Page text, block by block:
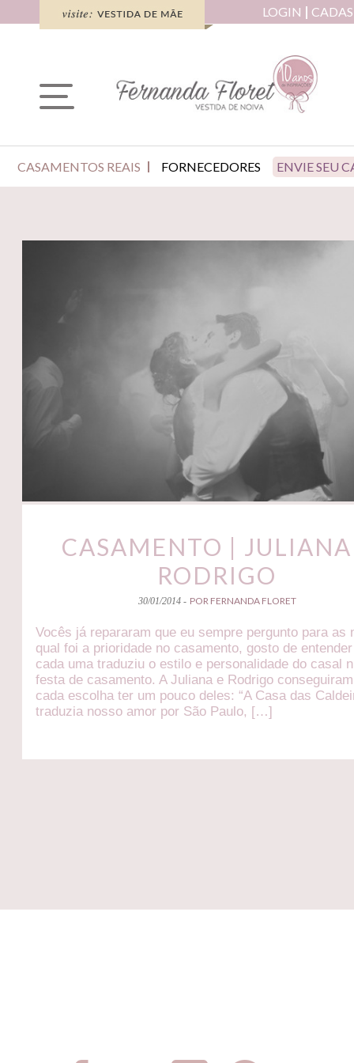
LOGIN
CASAMENTOS REAIS FORNECEDORES ENVIE SEU
CASAMENTO |
RODRIGO
30/01/2014 - POR FERNANDA FLORET
Vocês já repararam que eu sempre pergunto para as
qual foi a prioridade no casamento, gosto de
cada uma traduziu o estilo e personalidade do casal
festa de casamento. A Juliana e Rodrigo
cada escolha ter um pouco deles: “A Casa das
traduzia nosso amor por São Paulo, […]